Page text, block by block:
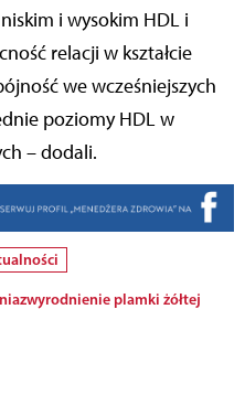
i wysokim HDL i
relacji w kształcie
we wcześniejszych
poziomy HDL w
– dodali.
zwyrodnienie plamki żółtej